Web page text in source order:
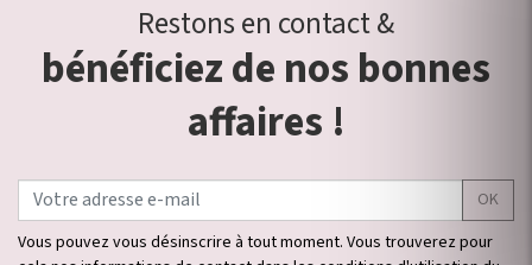
Restons en contact &
bénéficiez de nos bonnes
affaires !
OK
Vous pouvez vous désinscrire à tout moment. Vous trouverez pour